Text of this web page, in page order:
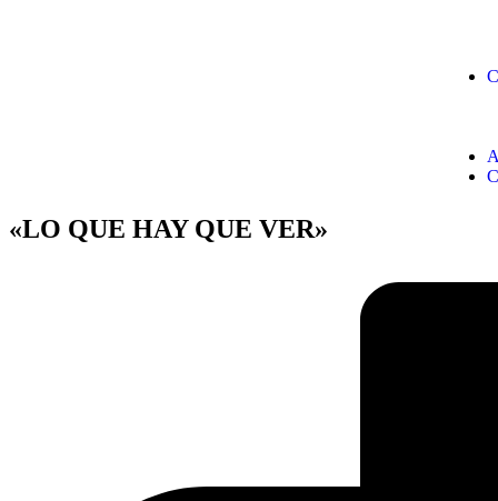
«LO QUE HAY QUE VER»